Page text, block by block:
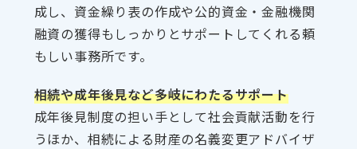
成し、資金繰り表の作成や公的資金・金融機関
融資の獲得もしっかりとサポートしてくれる頼
もしい事務所です。
相続や成年後見など多岐にわたるサポート
成年後見制度の担い手として社会貢献活動を行
うほか、相続による財産の名義変更アドバイザ